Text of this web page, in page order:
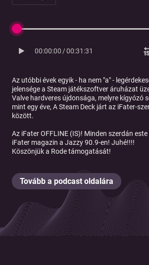
00:00:00/00:31:31
Az utóbbi évek egyik - ha nem "a" -
jelensége a Steam játékszoftver áruházat
Valve hardveres újdonsága, melyre kígyózó
mint egy éve, A Steam Deck járt az iFater-
között.
Az iFater OFFLINE (IS)! Minden szerdán
iFater magazin a Jazzy 90.9-en! Juhé!!!!
Köszönjük a Rodetámogatását!
Tovább a podcast oldalára